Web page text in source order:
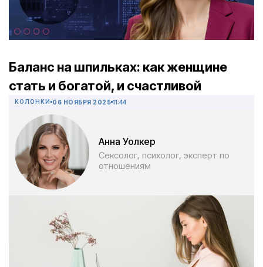
Баланс на шпильках: как женщине
стать и богатой, и счастливой
КОЛОНКИ 06 НОЯБРЯ 2025 11:44
Анна Уолкер
Сексолог, психолог, эксперт по
отношениям